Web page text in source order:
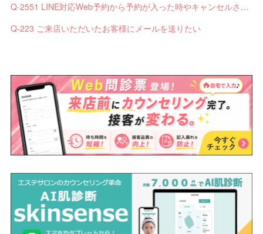
Q-2551 LINE対応Web予約から予約が入った時やキャンセルされた時、サロンやお客様へは通知されますか？
Q-223 ご来店いただいたお客様にメールを送りたい